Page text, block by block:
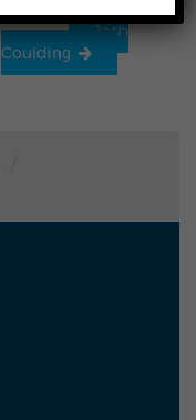
Josh
Coulding